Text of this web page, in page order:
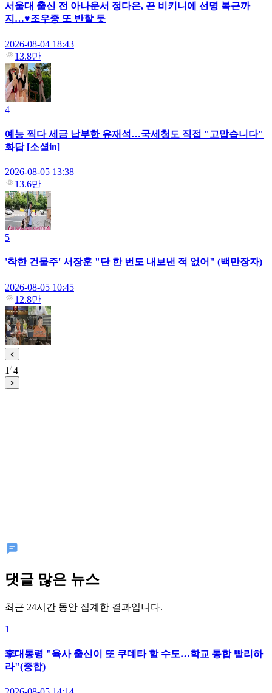
서울대 출신 전 아나운서 정다은, 끈 비키니에 선명 복근까
지…♥조우종 또 반할 듯
2026-08-04 18:43
13.8만
4
예능 찍다 세금 납부한 유재석…국세청도 직접 "고맙습니다"
화답 [소셜in]
2026-08-05 13:38
13.6만
5
'착한 건물주' 서장훈 "단 한 번도 내보낸 적 없어" (백만장자)
2026-08-05 10:45
12.8만
1 4
댓글 많은 뉴스
최근 24시간 동안 집계한 결과입니다.
1
李대통령 "육사 출신이 또 쿠데타 할 수도…학교 통합 빨리하
라"(종합)